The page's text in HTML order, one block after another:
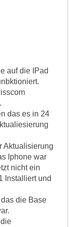
auf die IPad
das es in 24
Aktualisierung
Iphone war
nicht ein
Installiert und
die Base